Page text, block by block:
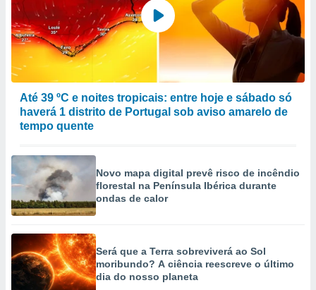
Até 39 ºC e noites tropicais: entre hoje e sábado só
haverá 1 distrito de Portugal sob aviso amarelo de
tempo quente
Novo mapa digital prevê risco de incêndio
florestal na Península Ibérica durante
ondas de calor
Será que a Terra sobreviverá ao Sol
moribundo? A ciência reescreve o último
dia do nosso planeta